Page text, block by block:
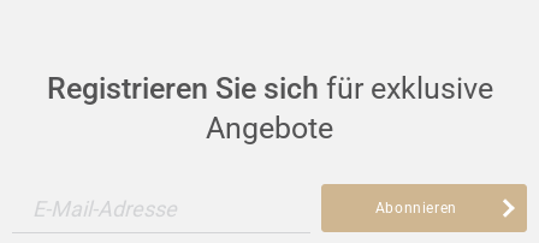
Registrieren Sie sich für exklusive
Angebote
E-Mail-Adresse Abonnieren